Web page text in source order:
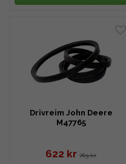
Drivreim John Deere
M47765
622 kr 763 kr